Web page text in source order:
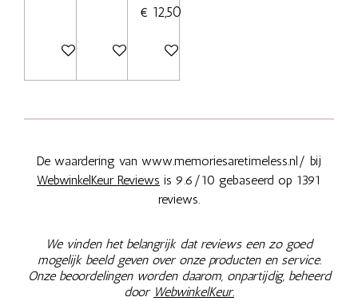
Bekijk detailsBekijk details
€ 12,50
Bekijk details
De waardering van www.memoriesaretimeless.nl/ bij
WebwinkelKeur Reviews is 9.6/10 gebaseerd op 1391
reviews.
We vinden het belangrijk dat reviews een zo goed
mogelijk beeld geven over onze producten en service.
Onze beoordelingen worden daarom, onpartijdig, beheerd
door WebwinkelKeur.